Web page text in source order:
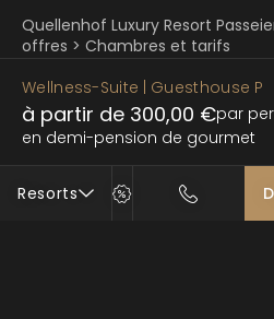
Resorts
Wellness-Suite | Guesthouse P
à partir de 300,00 €par
en demi-pension de gourmet
Quellenhof Luxury Resort
offres > Chambres et tarifs